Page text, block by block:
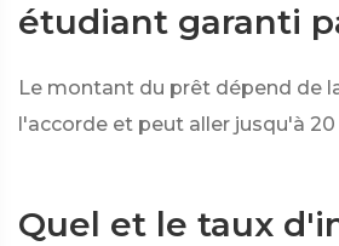
étudiant garanti
Le montant du prêt dépend de
l'accorde et peut aller jusqu'à
Quel et le taux